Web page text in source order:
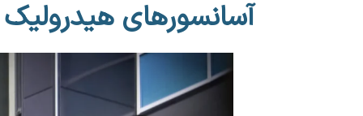
آسانسور‌های هیدرولیک